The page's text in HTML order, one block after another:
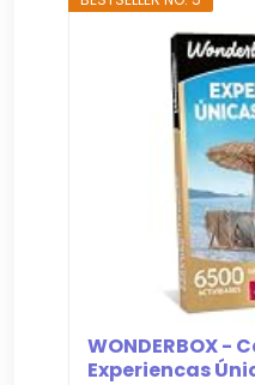
WONDERBOX -
Experiencas